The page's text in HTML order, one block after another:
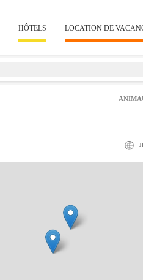
HÔTELS LOCATION DE